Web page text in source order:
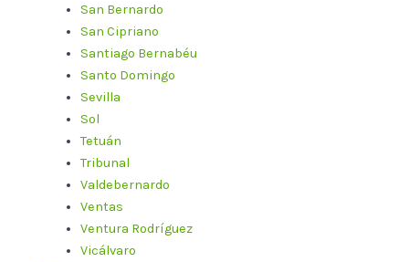
San Bernardo
San Cipriano
Santiago Bernabéu
Santo Domingo
Sevilla
Sol
Tetuán
Tribunal
Valdebernardo
Ventas
Ventura Rodríguez
Vicálvaro